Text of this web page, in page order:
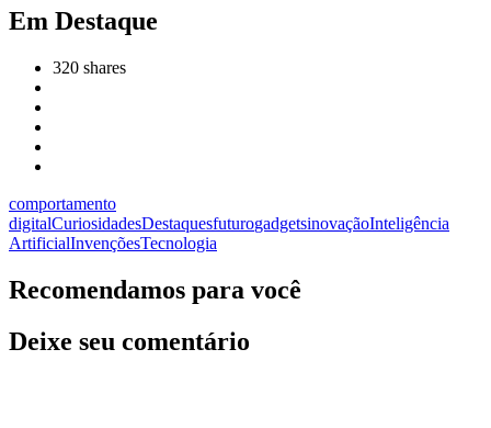
Em Destaque
320 shares
comportamento
digitalCuriosidadesDestaquesfuturogadgetsinovaçãoInteligência
ArtificialInvençõesTecnologia
Recomendamos para você
Deixe seu comentário